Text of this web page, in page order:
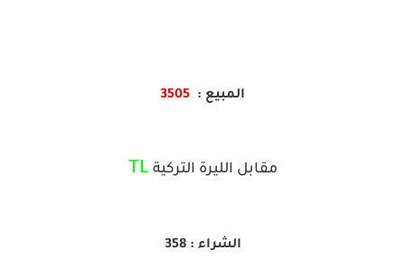
المبيع : 3505
مقابل الليرة التركية TL
الشراء : 358